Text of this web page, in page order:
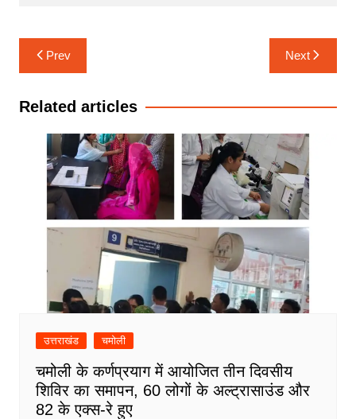
Post
navigation
Prev Next
Related articles
उत्तराखंड चमोली
चमोली के कर्णप्रयाग में आयोजित तीन दिवसीय
शिविर का समापन, 60 लोगों के अल्ट्रासाउंड और
82 के एक्स-रे हुए